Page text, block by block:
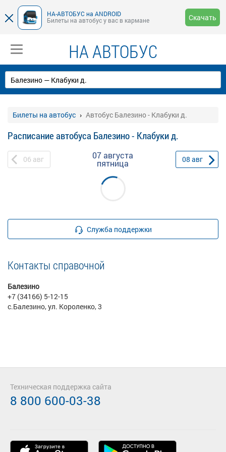
НА-АВТОБУС на ANDROID
Билеты на автобус у вас в кармане
Скачать
НА АВТОБУС
Билеты на автобус Автобус Балезино - Клабуки д.
Расписание автобуса Балезино - Клабуки д.
06 авг 07 августа
пятница 08 авг
Служба поддержки
Контакты справочной
Балезино
+7 (34166) 5-12-15
с.Балезино, ул. Короленко, 3
Техническая поддержка сайта
8 800 600-03-38